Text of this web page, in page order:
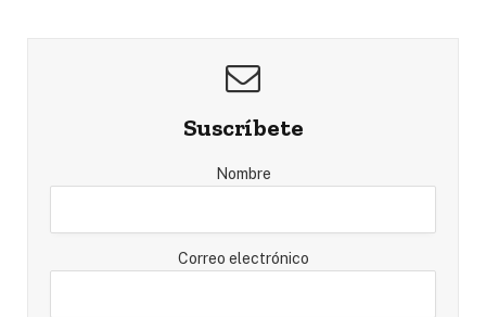
Suscríbete
Nombre
Correo electrónico